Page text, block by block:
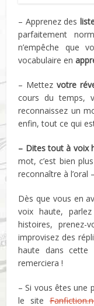
– Apprenez des
parfaitement
n’empêche que
vocabulaire en
– Mettezvotre
cours du temps,
reconnaissez un
enfin, tout ce qui
– Dites tout à voix
mot, c’est bien
reconnaître à l’oral
Dès que vous en
voix haute,
histoires,
improvisez des
haute dans cette
remerciera !
– Si vous êtes une
le site